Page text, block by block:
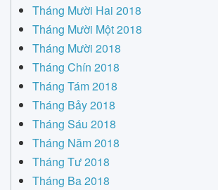
Tháng Mười Hai 2018
Tháng Mười Một 2018
Tháng Mười 2018
Tháng Chín 2018
Tháng Tám 2018
Tháng Bảy 2018
Tháng Sáu 2018
Tháng Năm 2018
Tháng Tư 2018
Tháng Ba 2018